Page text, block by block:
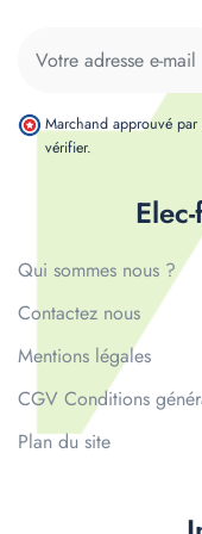
Qui sommes nous ?
Contactez nous
Mentions légales
CGV Conditions
Plan du site
Marchand approuvé par
vérifier.